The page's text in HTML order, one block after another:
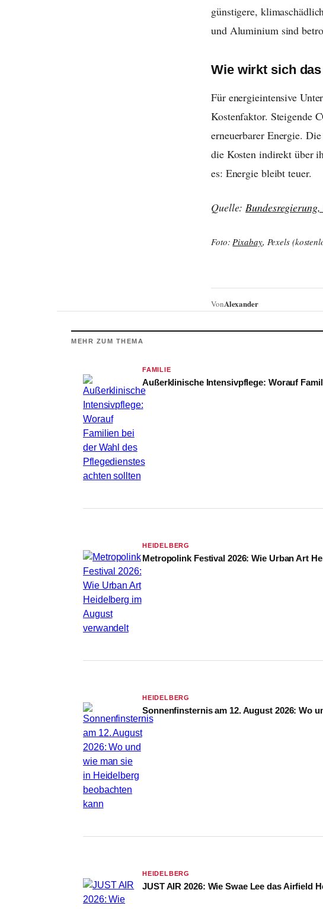
günstigere,
und Aluminium sind
Wie wirkt sich
Für energieintensive
Kostenfaktor. Steigende
erneuerbarer Energie.
die Kosten indirekt über
es: Energie bleibt teuer.
Quelle:
Foto: Pixabay, Pexels
VonAlexander
MEHR ZUM THEMA
FAMILIE
Außerklinische Intensivpflege: Worauf
HEIDELBERG
Metropolink Festival 2026: Wie Urban Art
HEIDELBERG
Sonnenfinsternis am 12. August 2026: Wo
HEIDELBERG
JUST AIR 2026: Wie Swae Lee das Airfield